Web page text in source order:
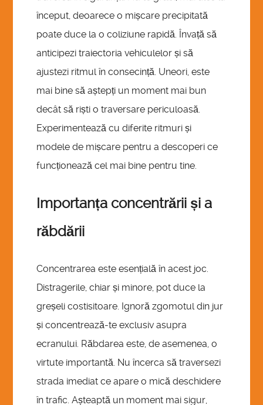
început, deoarece o mișcare precipitată
poate duce la o coliziune rapidă. Învață să
anticipezi traiectoria vehiculelor și să
ajustezi ritmul în consecință. Uneori, este
mai bine să aștepți un moment mai bun
decât să riști o traversare periculoasă.
Experimentează cu diferite ritmuri și
modele de mișcare pentru a descoperi ce
funcționează cel mai bine pentru tine.
Importanța concentrării și a
răbdării
Concentrarea este esențială în acest joc.
Distragerile, chiar și minore, pot duce la
greșeli costisitoare. Ignoră zgomotul din jur
și concentrează-te exclusiv asupra
ecranului. Răbdarea este, de asemenea, o
virtute importantă. Nu încerca să traversezi
strada imediat ce apare o mică deschidere
în trafic. Așteaptă un moment mai sigur,